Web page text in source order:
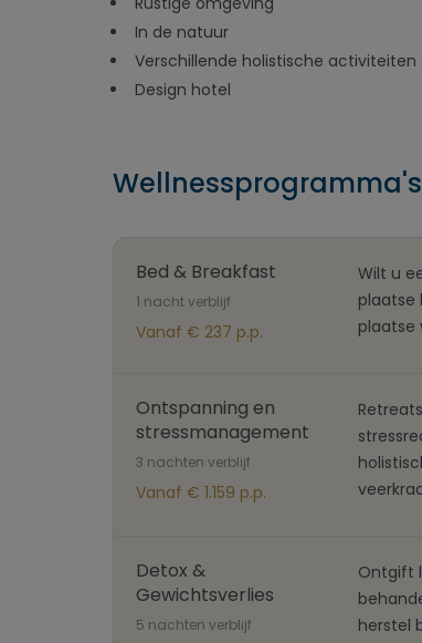
In de natuur
Verschillende holistische activiteiten
Design hotel
Wellnessprogramma's
Bed & Breakfast
1 nacht verblijf
Vanaf € 237 p.p.
Wilt u
plaatse
plaatse
Ontspanning en
stressmanagement
3 nachten verblijf
Vanaf € 1.159 p.p.
Detox &
Gewichtsverlies
5 nachten verblijf
Ontgift
herstel